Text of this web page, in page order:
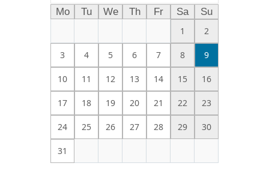
Mo Tu We Th Fr Sa
Su
1
2
3 4 5 6 7 8 9
10 11 12 13 14 15 16
17 18 19 20 21 22 23
24 25 26 27 28 29 30
31